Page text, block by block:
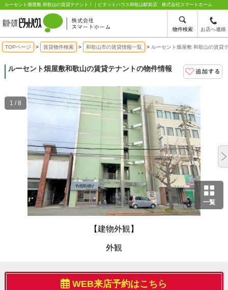
物件検索 お店へ連絡
ルーセント畑屋敷 和歌山の賃貸テナント！｜ピタットハウス和歌山駅前店 株式会社スマートホーム
TOPページ 賃貸物件検索 和歌山市の賃貸情報一覧 ルーセント畑屋敷 和歌山の賃貸
ルーセント畑屋敷和歌山の賃貸テナントの物件情報
一覧
【建物外観】
外観
1 / 8
WEB来店予約はこちら